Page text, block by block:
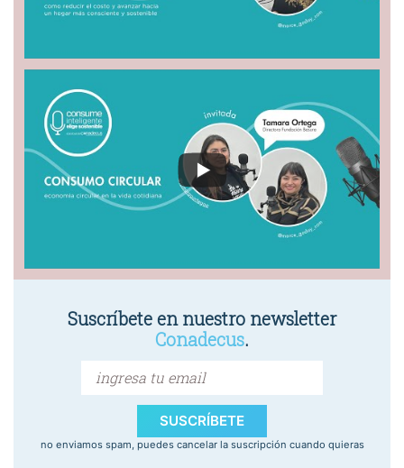
Suscríbete en nuestro newsletter
Conadecus.
SUSCRÍBETE
no enviamos spam, puedes cancelar la suscripción cuando quieras